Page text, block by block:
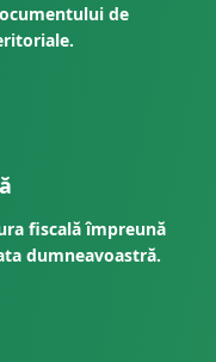
de
fiscală împreună
dumneavoastră.